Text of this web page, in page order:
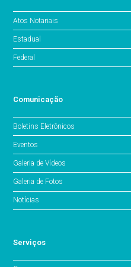
Atos Notariais
Estadual
Federal
Comunicação
Boletins Eletrônicos
Eventos
Galeria de Vídeos
Galeria de Fotos
Notícias
Serviços